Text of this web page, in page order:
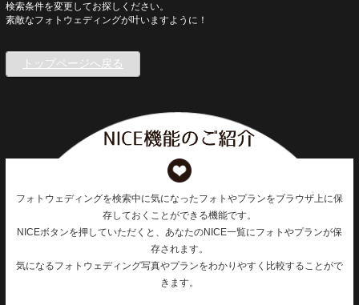
検索条件を変更してお探しください。
素敵なフォトウェディングが叶いますように！
トップページへ戻る
フォトウェディングを検索中に気になったフォトやプランをブラウザ上に保
存しておくことができる機能です。
NICEボタンを押していただくと、あなたのNICE一覧にフォトやプランが保
存されます。
気になるフォトウェディング写真やプランをわかりやすく比較することがで
きます。